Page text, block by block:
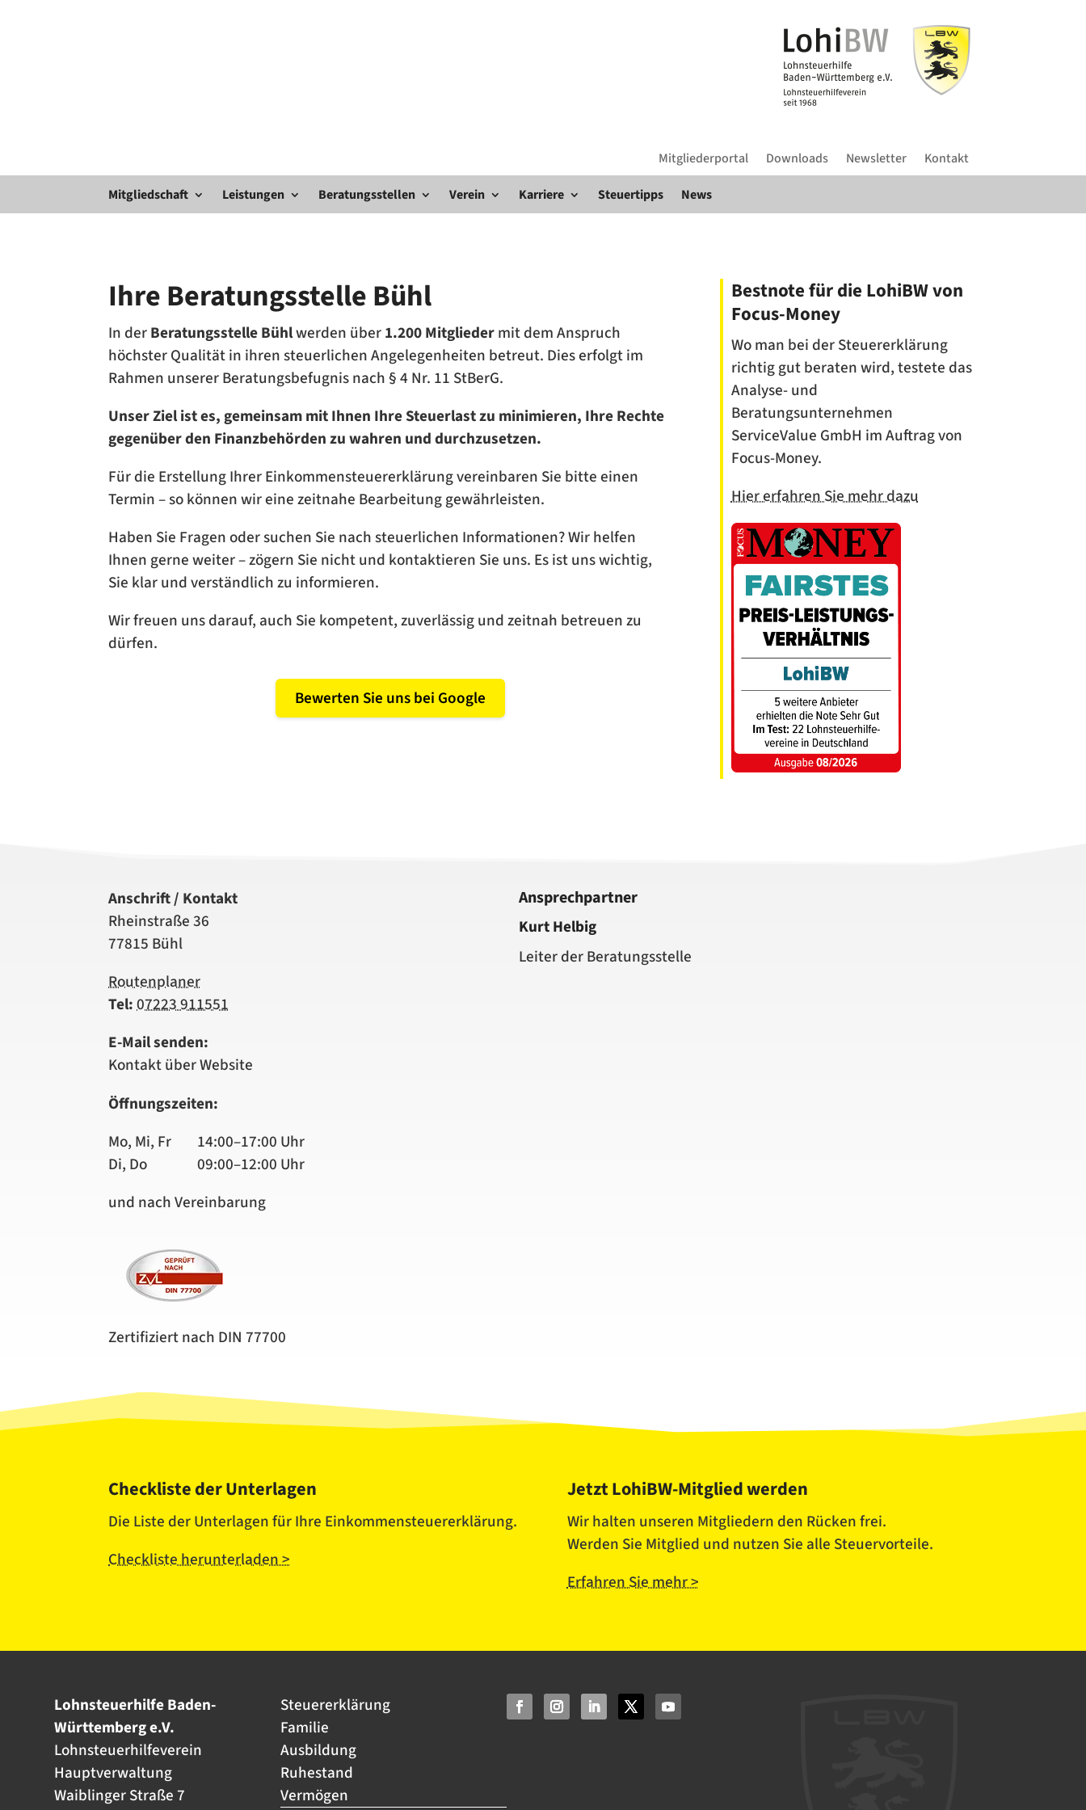
Mitgliederportal Downloads Newsletter Kontakt
Mitgliedschaft Leistungen Beratungsstellen Verein Karriere Steuertipps News
Ihre Beratungsstelle Bühl
In derBeratungsstelle Bühlwerden über1.200 Mitgliedermit dem Anspruch
höchster Qualität in ihren steuerlichen Angelegenheiten betreut. Dies erfolgt im
Rahmen unserer Beratungsbefugnis nach § 4 Nr. 11 StBerG.
Unser Ziel ist es, gemeinsam mit Ihnen Ihre Steuerlast zu minimieren, Ihre Rechte
gegenüber den Finanzbehörden zu wahren und durchzusetzen.
Für die Erstellung Ihrer Einkommensteuererklärung vereinbaren Sie bitte einen
Termin – so können wir eine zeitnahe Bearbeitung gewährleisten.
Haben Sie Fragen oder suchen Sie nach steuerlichen Informationen? Wir helfen
Ihnen gerne weiter – zögern Sie nicht und kontaktieren Sie uns. Es ist uns wichtig,
Sie klar und verständlich zu informieren.
Wir freuen uns darauf, auch Sie kompetent, zuverlässig und zeitnah betreuen zu
dürfen.
Bewerten Sie uns bei Google
Bestnote für die LohiBW von
Focus-Money
Wo man bei der Steuererklärung
richtig gut beraten wird, testete das
Analyse- und
Beratungsunternehmen
ServiceValue GmbH im Auftrag von
Focus-Money.
Hier erfahren Sie mehr dazu
Anschrift / Kontakt
Rheinstraße 36
77815 Bühl
Routenplaner
Tel:07223 911551
E-Mail senden:
Kontakt über Website
Öffnungszeiten:
Mo, Mi, Fr
14:00–17:00 Uhr
Di, Do
09:00–12:00 Uhr
und nach Vereinbarung
Zertifiziert nach DIN 77700
Ansprechpartner
Kurt Helbig
Leiter der Beratungsstelle
Checkliste der Unterlagen
Die Liste der Unterlagen für Ihre Einkommensteuererklärung.
Checkliste herunterladen >
Jetzt LohiBW-Mitglied werden
Wir halten unseren Mitgliedern den Rücken frei.
Werden Sie Mitglied und nutzen Sie alle Steuervorteile.
Erfahren Sie mehr >
Lohnsteuerhilfe Baden-
Württemberg e.V.
Lohnsteuerhilfeverein
Hauptverwaltung
Waiblinger Straße 7
Steuererklärung
Familie
Ausbildung
Ruhestand
Vermögen